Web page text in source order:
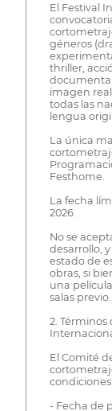
El Festival
géneros
thriller,
imagen
todas las
lengua
La única
Festhome.
La fecha
2026.
No se
desarrollo,
estado de
obras, si
una
salas previo.
2.
El Comité
condiciones:
- Fecha de